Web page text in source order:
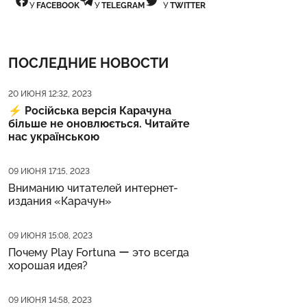
У FACEBOOK
УTELEGRAM
УTWITTER
ПОСЛЕДНИЕ НОВОСТИ
Дата публикации
20 ИЮНЯ 12:32, 2023
⚡️ Російська версія Карачуна
більше не оновлюється. Читайте
нас українською
Дата публикации
09 ИЮНЯ 17:15, 2023
Вниманию читателей интернет-
издания «Карачун»
Дата публикации
09 ИЮНЯ 15:08, 2023
Почему Play Fortuna ー это всегда
хорошая идея?
Дата публикации
09 ИЮНЯ 14:58, 2023